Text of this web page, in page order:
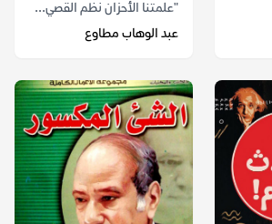
"علمتنا الأحزان نظم القصي...
عبد الوهاب مطاوع